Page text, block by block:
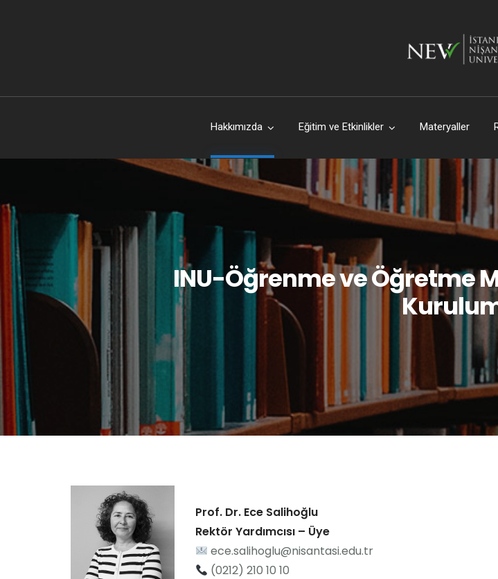
Hakkımızda Eğitim ve Etkinlikler Materyaller
INU-Öğrenme ve Öğretme
Prof. Dr. Ece Salihoğlu
Rektör Yardımcısı – Üye
ece.salihoglu@nisantasi.edu.tr
(0212) 210 10 10